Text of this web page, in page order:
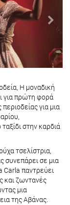
Η μοναδική
για πρώτη φορά
για μια
στην καρδιά
τσελίστρια,
συνεπάρει σε μια
Carla παντρεύει
και ζωντανές
μια
της Αβάνας.